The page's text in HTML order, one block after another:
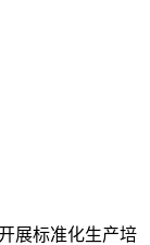
展标准化生产培